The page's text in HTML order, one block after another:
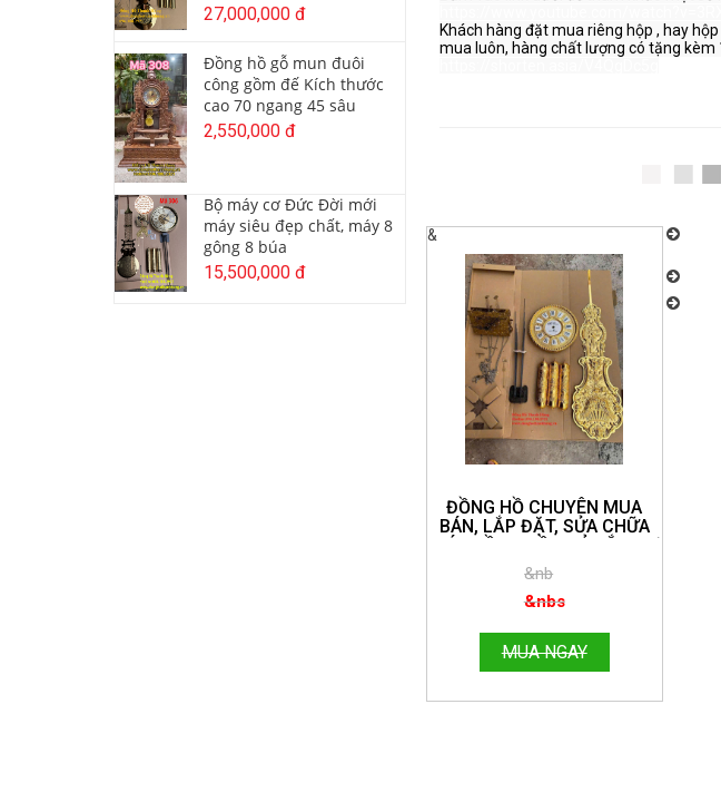
Khách hàng đặt mua riêng hộp , hay
&
ĐỒNG HỒ CHUYÊN MUA
BÁN, LẮP ĐẶT, SỬA CHỮA
MÁY ĐỒNG HỒ QUẢ LẮC CƠ
ĐỨC CHUẨN TẠI NHÀ TOÀN
QUỐC. ĐT:096.188.2921
&nb
&nbs
MUA NGAY
Đồng
Đồng
27,000,000 đ
Đồng hồ gỗ mun đuôi
công gồm đế Kích thước
cao 70 ngang 45 sâu
2,550,000 đ
Bộ máy cơ Đức Đời mới
máy siêu đẹp chất, máy 8
gông 8 búa
15,500,000 đ